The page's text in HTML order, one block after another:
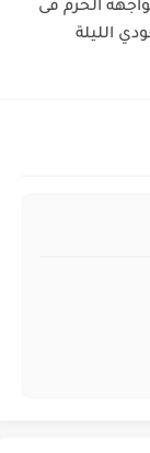
الحزم فى
الليلة